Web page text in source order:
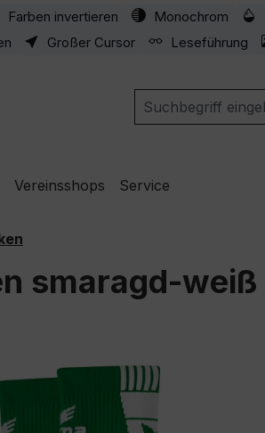
Farben invertieren Monochrom
Großer Cursor Leseführung
Vereinsshops Service
smaragd-weiß